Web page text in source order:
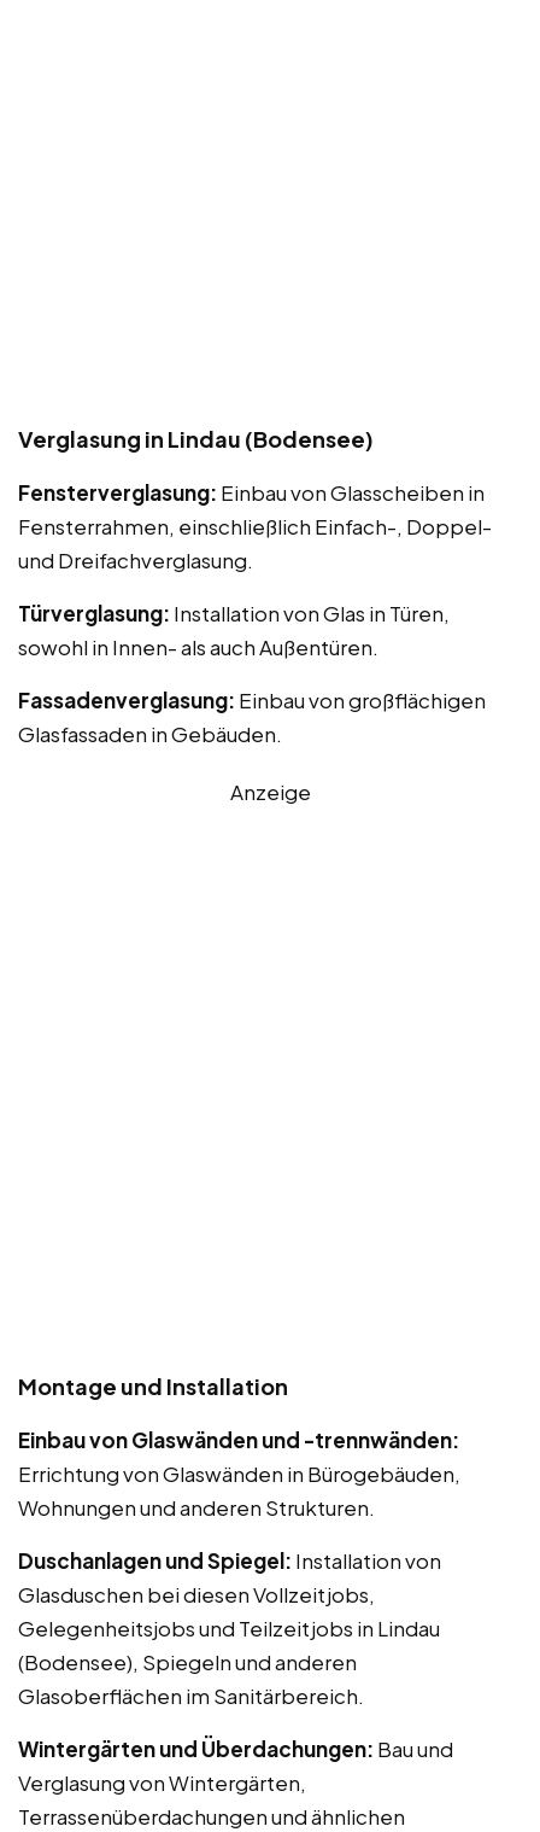
Verglasung in Lindau (Bodensee)
Fensterverglasung: Einbau von Glasscheiben in
Fensterrahmen, einschließlich Einfach-, Doppel-
und Dreifachverglasung.
Türverglasung: Installation von Glas in Türen,
sowohl in Innen- als auch Außentüren.
Fassadenverglasung: Einbau von großflächigen
Glasfassaden in Gebäuden.
Anzeige
Montage und Installation
Einbau von Glaswänden und -trennwänden:
Errichtung von Glaswänden in Bürogebäuden,
Wohnungen und anderen Strukturen.
Duschanlagen und Spiegel: Installation von
Glasduschen bei diesen Vollzeitjobs,
Gelegenheitsjobs und Teilzeitjobs in Lindau
(Bodensee), Spiegeln und anderen
Glasoberflächen im Sanitärbereich.
Wintergärten und Überdachungen: Bau und
Verglasung von Wintergärten,
Terrassenüberdachungen und ähnlichen